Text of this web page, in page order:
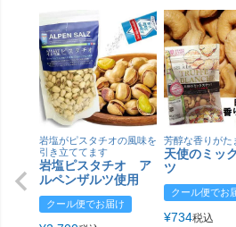
岩塩がピスタチオの風味を
引き立ててます
岩塩ピスタチオ ア
ルペンザルツ使用
クール便でお届け
芳醇な香りがた
天使のミッ
ツ
クール便でお
¥734税込